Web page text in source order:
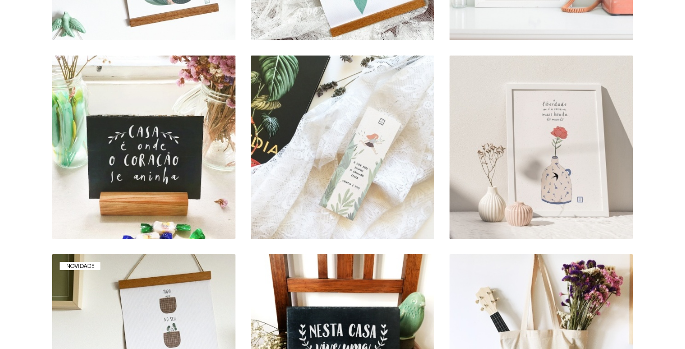
ARDÓSIA BASE . CASA É ONDE
12,00 €
MARCADOR DE LIVROS . VIDA
SABE CAMINHO
1,00 €
ART PRINT . LIBERDADE
5,00 € — 15,00 €
NOVIDADE
TELA . TUDO NO SEU TEMPO
ARDÓSIA BASE . NESTA CASA VIVE
UMA FAMÍLIA FELIZ
TOTEBAG . RESPIRAR